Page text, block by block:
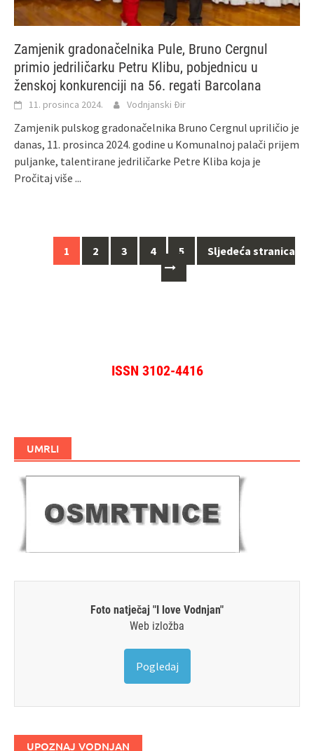
Zamjenik gradonačelnika Pule, Bruno Cergnul
primio jedriličarku Petru Klibu, pobjednicu u
ženskoj konkurenciji na 56. regati Barcolana
11. prosinca 2024. Vodnjanski Đir
Zamjenik pulskog gradonačelnika Bruno Cergnul upriličio je
danas, 11. prosinca 2024. godine u Komunalnoj palači prijem
puljanke, talentirane jedriličarke Petre Kliba koja je
Pročitaj više ...
Navigacija
1 2 3 4 5 Sljedeća stranica
ISSN 3102-4416
UMRLI
Foto natječaj "I love Vodnjan"
Web izložba
Pogledaj
UPOZNAJ VODNJAN